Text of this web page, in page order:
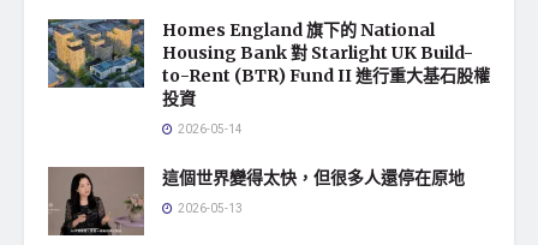
Homes England 旗下的 National
Housing Bank 對 Starlight UK Build-
to-Rent (BTR) Fund II 進行重大基石股權
投資
2026-05-14
這個世界變得太快，但很多人還停在原地
2026-05-13